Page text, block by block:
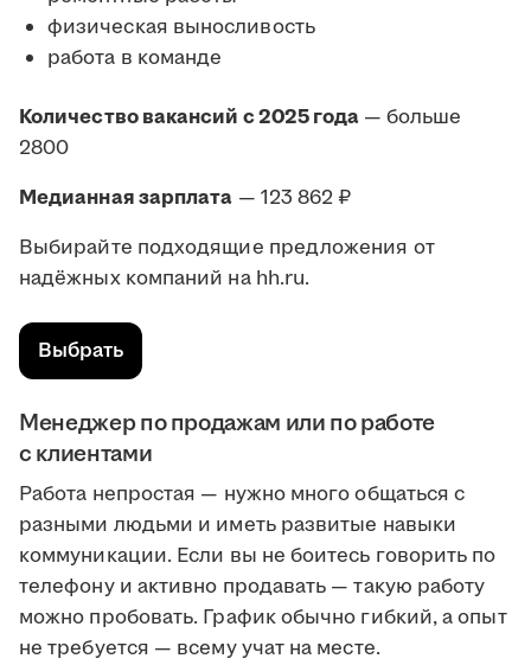
физическая выносливость
работа в команде
Количество вакансий с 2025 года — больше
2800
Медианная зарплата — 123 862 ₽
Выбирайте подходящие предложения от
надёжных компаний на hh.ru.
Выбрать
Менеджер по продажам или по работе
с клиентами
Работа непростая — нужно много общаться с
разными людьми и иметь развитые навыки
коммуникации. Если вы не боитесь говорить по
телефону и активно продавать — такую работу
можно пробовать. График обычно гибкий, а опыт
не требуется — всему учат на месте.